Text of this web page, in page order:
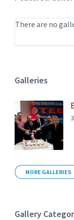
There are no
Galleries
MORE GALLERIES
Gallery